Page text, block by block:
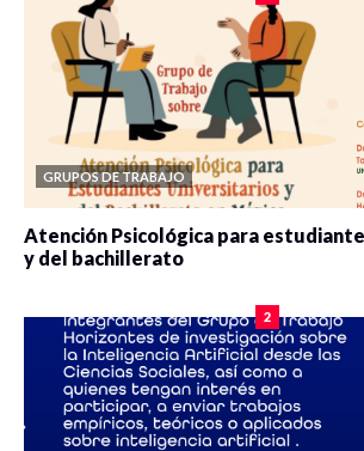
GRUPOS DE TRABAJO
Atención Psicológica para
y del bachillerato
2